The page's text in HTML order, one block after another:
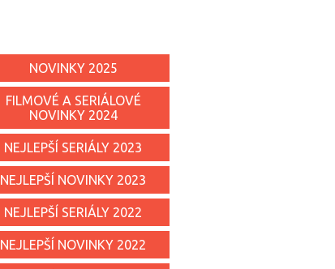
NOVINKY 2025
FILMOVÉ A SERIÁLOVÉ
NOVINKY 2024
NEJLEPŠÍ SERIÁLY 2023
NEJLEPŠÍ NOVINKY 2023
NEJLEPŠÍ SERIÁLY 2022
NEJLEPŠÍ NOVINKY 2022